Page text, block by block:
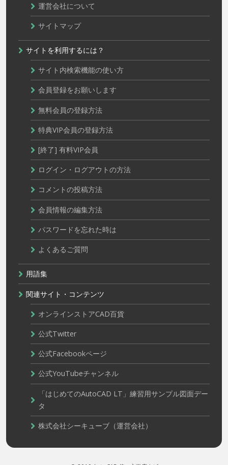
運営会社について
サイトマップ
サイトを利用するには？
サイト内検索機能の使い方
会員登録をお願いします
無料会員の登録方法
特典VIP会員の登録方法
[終了] 有料VIP会員
ログイン・ログアウトの方法
コメントの投稿方法
会員情報の編集方法
パスワードを忘れた時は
よくあるご質問
用語集
関連サイト・コンテンツ
オンラインストアCAD百貨
公式Twitter
公式Facebookページ
公式YouTubeチャンネル
「はじめてのAutoCAD LT」練習用サンプル図面デー
タ
株式会社シーキューブ（運営会社）